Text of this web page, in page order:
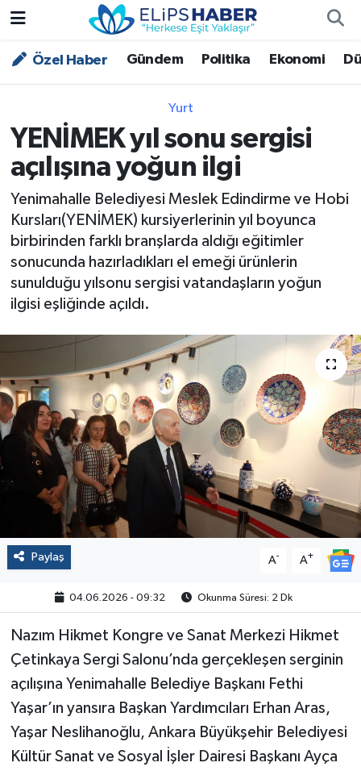
Özel Haber Gündem Politika Ekonomi
Yurt
YENİMEK yıl sonu sergisi
açılışına yoğun ilgi
Yenimahalle Belediyesi Meslek Edindirme ve Hobi
Kursları(YENİMEK) kursiyerlerinin yıl boyunca
birbirinden farklı branşlarda aldığı eğitimler
sonucunda hazırladıkları el emeği ürünlerin
sunulduğu yılsonu sergisi vatandaşların yoğun
ilgisi eşliğinde açıldı.
Paylaş A- A+
04.06.2026 - 09:32 Okunma Süresi: 2 Dk
Nazım Hikmet Kongre ve Sanat Merkezi Hikmet
Çetinkaya Sergi Salonu’nda gerçekleşen serginin
açılışına Yenimahalle Belediye Başkanı Fethi
Yaşar’ın yansıra Başkan Yardımcıları Erhan Aras,
Yaşar Neslihanoğlu, Ankara Büyükşehir Belediyesi
Kültür Sanat ve Sosyal İşler Dairesi Başkanı Ayça
Özel Haber
Asayiş
Bilim - Teknoloji
Çevre - İklim
Dünya
Kültür - Sanat
Magazin
Politika
Sağlık
Spor
Yaşam
Çalışma Hayatı
Kadın
Yurt
2024 Seçim Sonuçları
Nöbetçi Eczaneler
Trafik Durumu
Süper Lig Puan Durumu ve Fikstür
Tüm Manşetler
Son Dakika Haberleri